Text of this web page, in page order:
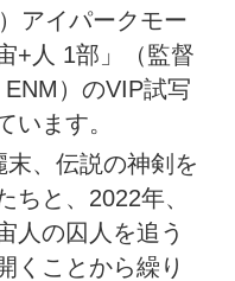
アイパークモー
+人 1部」（監督
）のVIP試写
います。
、伝説の神剣を
ちと、2022年、
人の囚人を追う
くことから繰り